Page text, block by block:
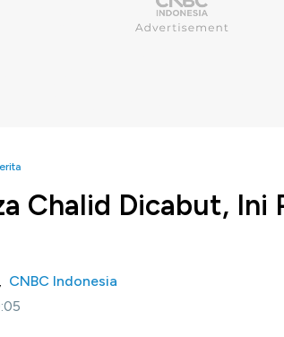
Chalid Dicabut, Ini
CNBC Indonesia